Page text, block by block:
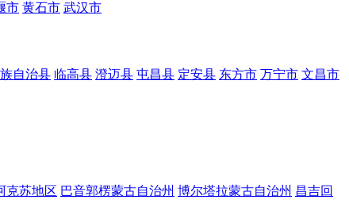
市 黄石市 武汉市
自治县 临高县 澄迈县 屯昌县 定安县 东方市 万宁市 文昌市
克苏地区 巴音郭楞蒙古自治州 博尔塔拉蒙古自治州 昌吉回